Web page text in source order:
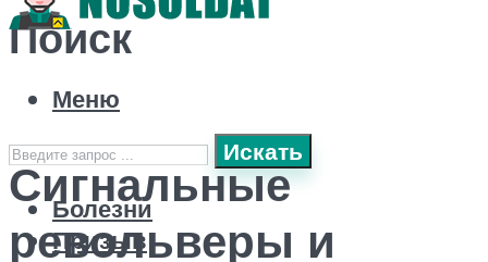
Поиск
Искать
Болезни
Призыв
Меню
Сигнальные
револьверы и